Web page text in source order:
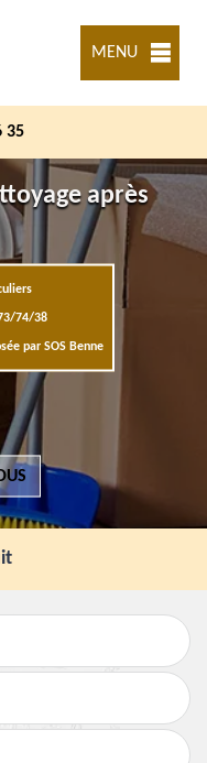
MENU
35
après
74/38
par SOS Benne